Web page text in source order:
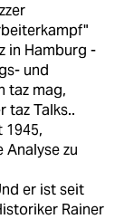
in Hamburg -
und
taz mag,
taz Talks..
1945,
zu
er ist seit
Rainer